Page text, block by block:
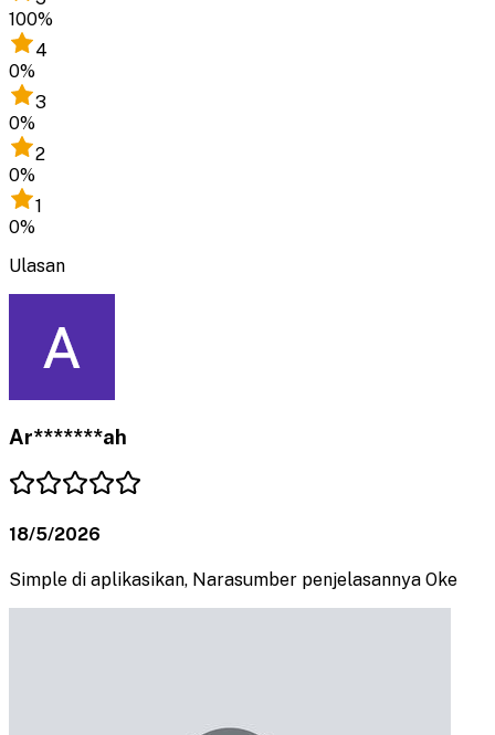
100%
4
0%
3
0%
2
0%
1
0%
Ulasan
Ar*******ah
18/5/2026
Simple di aplikasikan, Narasumber penjelasannya Oke